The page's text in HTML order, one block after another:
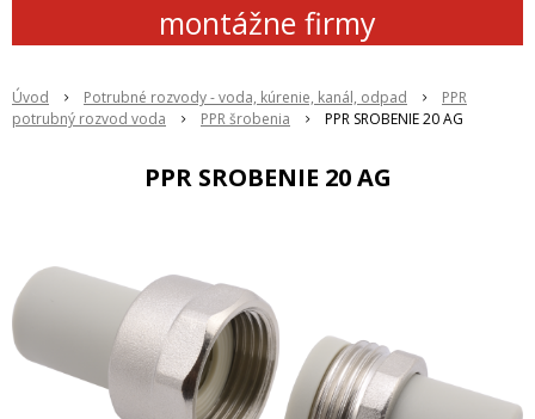
montážne firmy
Úvod Potrubné rozvody - voda, kúrenie, kanál, odpad
PPR
potrubný rozvod voda
PPR šrobenia PPR SROBENIE 20 AG
PPR SROBENIE 20 AG